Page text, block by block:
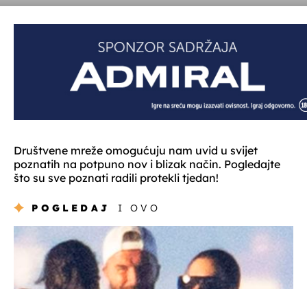
Društvene mreže omogućuju nam uvid u svijet
poznatih na potpuno nov i blizak način. Pogledajte
što su sve poznati radili protekli tjedan!
POGLEDAJ I OVO